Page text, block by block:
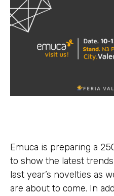
Emuca is preparing a
to show the latest
last year’s novelties as
are about to come. In